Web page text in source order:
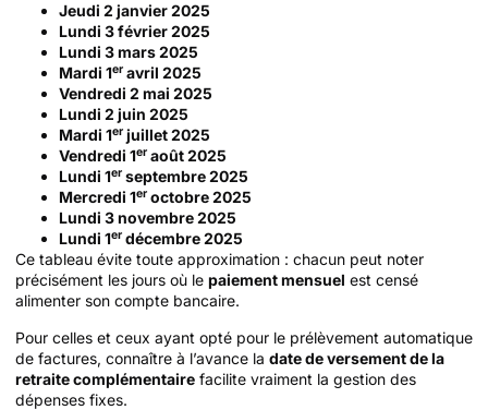
Jeudi 2 janvier 2025
Lundi 3 février 2025
Lundi 3 mars 2025
Mardi 1er avril 2025
Vendredi 2 mai 2025
Lundi 2 juin 2025
Mardi 1er juillet 2025
Vendredi 1er août 2025
Lundi 1er septembre 2025
Mercredi 1er octobre 2025
Lundi 3 novembre 2025
Lundi 1er décembre 2025
Ce tableau évite toute approximation : chacun peut noter
précisément les jours où le paiement mensuel est censé
alimenter son compte bancaire.
Pour celles et ceux ayant opté pour le prélèvement automatique
de factures, connaître à l’avance la date de versement de la
retraite complémentaire facilite vraiment la gestion des
dépenses fixes.